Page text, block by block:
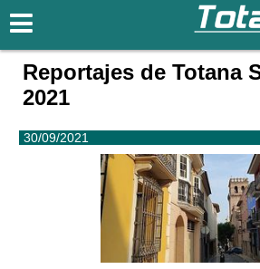
Reportajes de Totana
2021
30/09/2021